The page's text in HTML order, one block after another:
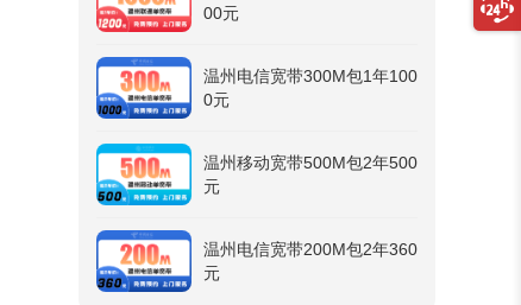
00元
温州电信宽带300M包1年100
0元
温州移动宽带500M包2年500
元
温州电信宽带200M包2年360
元